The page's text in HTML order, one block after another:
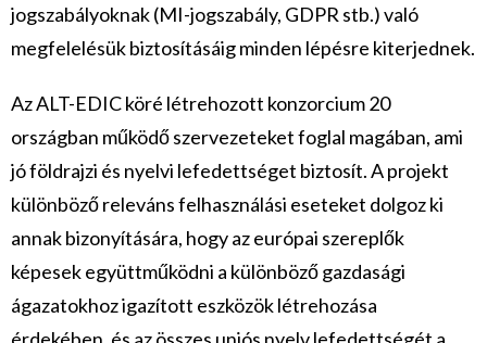
jogszabályoknak (MI-jogszabály, GDPR stb.) való
megfelelésük biztosításáig minden lépésre kiterjednek.
Az ALT-EDIC köré létrehozott konzorcium 20
országban működő szervezeteket foglal magában, ami
jó földrajzi és nyelvi lefedettséget biztosít. A projekt
különböző releváns felhasználási eseteket dolgoz ki
annak bizonyítására, hogy az európai szereplők
képesek együttműködni a különböző gazdasági
ágazatokhoz igazított eszközök létrehozása